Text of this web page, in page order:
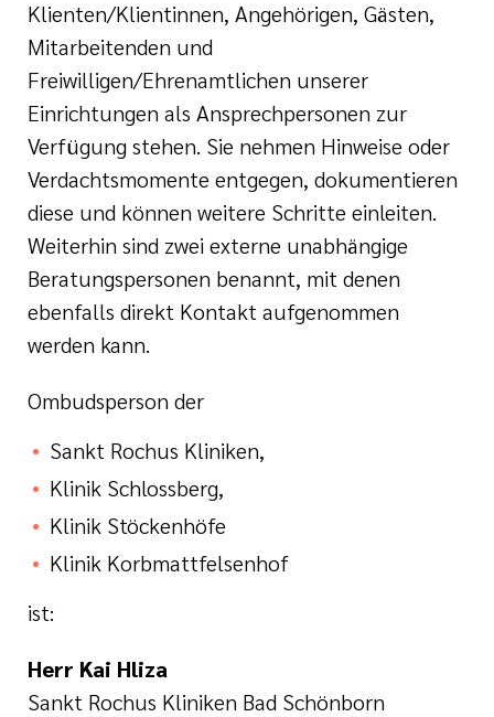
Klienten/Klientinnen, Angehörigen, Gästen,
Mitarbeitenden und
Freiwilligen/Ehrenamtlichen unserer
Einrichtungen als Ansprechpersonen zur
Verfügung stehen. Sie nehmen Hinweise oder
Verdachtsmomente entgegen, dokumentieren
diese und können weitere Schritte einleiten.
Weiterhin sind zwei externe unabhängige
Beratungspersonen benannt, mit denen
ebenfalls direkt Kontakt aufgenommen
werden kann.
Ombudsperson der
Sankt Rochus Kliniken,
Klinik Schlossberg,
Klinik Stöckenhöfe
Klinik Korbmattfelsenhof
ist:
Herr Kai Hliza
Sankt Rochus Kliniken Bad Schönborn